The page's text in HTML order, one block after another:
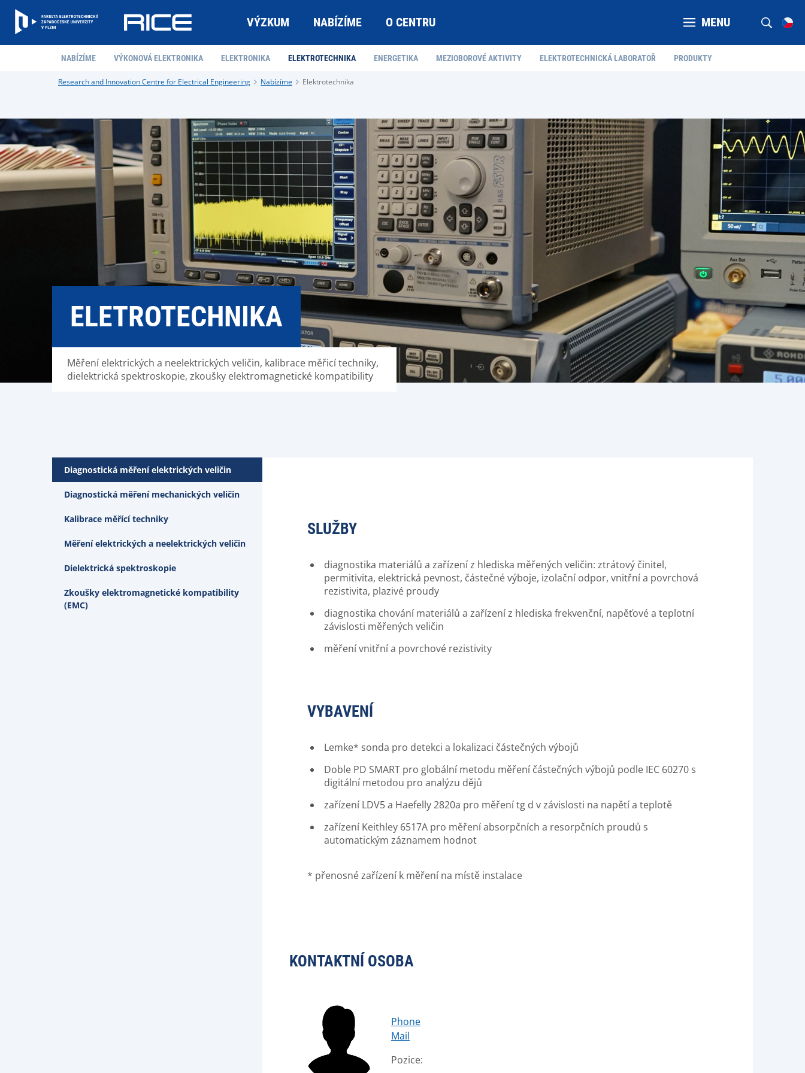
VÝZKUM NABÍZÍME O CENTRU MENU
NABÍZÍME VÝKONOVÁ ELEKTRONIKA ELEKTRONIKA ELEKTROTECHNIKA ENERGETIKA MEZIOBOROVÉ AKTIVITY ELEKTROTECHNICKÁ LABORATOŘ PRODUKTY
Research and Innovation Centre for Electrical Engineering Nabízíme Elektrotechnika
ELETROTECHNIKA
Měření elektrických a neelektrických veličin, kalibrace měřicí techniky,
dielektrická spektroskopie, zkoušky elektromagnetické kompatibility
Diagnostická měření elektrických veličin
Diagnostická měření mechanických veličin
Kalibrace měřící techniky
Měření elektrických a neelektrických veličin
Dielektrická spektroskopie
Zkoušky elektromagnetické kompatibility
(EMC)
SLUŽBY
diagnostika materiálů a zařízení z hlediska měřených veličin: ztrátový činitel,
permitivita, elektrická pevnost, částečné výboje, izolační odpor, vnitřní a povrchová
rezistivita, plazivé proudy
diagnostika chování materiálů a zařízení z hlediska frekvenční, napěťové a teplotní
závislosti měřených veličin
měření vnitřní a povrchové rezistivity
VYBAVENÍ
Lemke* sonda pro detekci a lokalizaci částečných výbojů
Doble PD SMART pro globální metodu měření částečných výbojů podle IEC 60270 s
digitální metodou pro analýzu dějů
zařízení LDV5 a Haefelly 2820a pro měření tg d v závislosti na napětí a teplotě
zařízení Keithley 6517A pro měření absorpčních a resorpčních proudů s
automatickým záznamem hodnot
* přenosné zařízení k měření na místě instalace
KONTAKTNÍ OSOBA
Phone
Mail
Pozice: